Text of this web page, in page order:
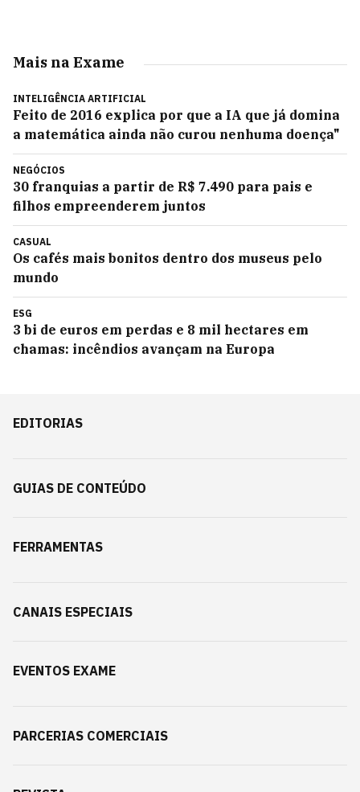
Mais na Exame
INTELIGÊNCIA ARTIFICIAL
Feito de 2016 explica por que a IA que já domina
a matemática ainda não curou nenhuma doença"
NEGÓCIOS
30 franquias a partir de R$ 7.490 para pais e
filhos empreenderem juntos
CASUAL
Os cafés mais bonitos dentro dos museus pelo
mundo
ESG
3 bi de euros em perdas e 8 mil hectares em
chamas: incêndios avançam na Europa
EDITORIAS
GUIAS DE CONTEÚDO
FERRAMENTAS
CANAIS ESPECIAIS
EVENTOS EXAME
PARCERIAS COMERCIAIS